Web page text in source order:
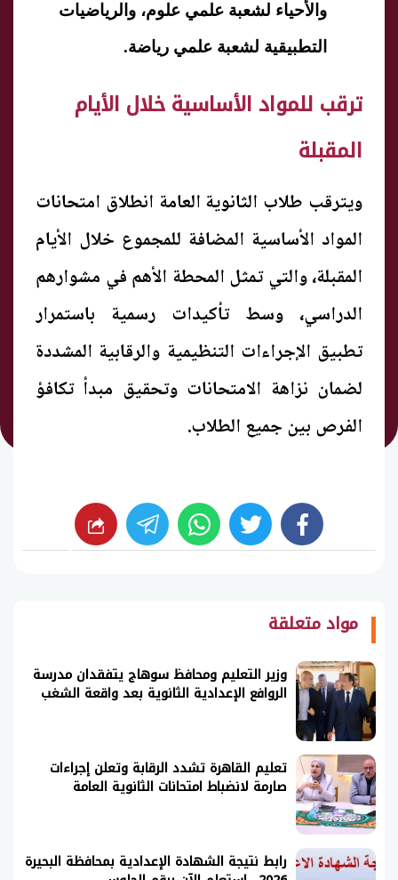
والأحياء لشعبة علمي علوم، والرياضيات
التطبيقية لشعبة علمي رياضة.
ترقب للمواد الأساسية خلال الأيام
المقبلة
ويترقب طلاب الثانوية العامة انطلاق امتحانات
المواد الأساسية المضافة للمجموع خلال الأيام
المقبلة، والتي تمثل المحطة الأهم في مشوارهم
الدراسي، وسط تأكيدات رسمية باستمرار
تطبيق الإجراءات التنظيمية والرقابية المشددة
لضمان نزاهة الامتحانات وتحقيق مبدأ تكافؤ
الفرص بين جميع الطلاب.
facebook
twitter
whats شارك
مواد متعلقة
وزير التعليم ومحافظ سوهاج يتفقدان مدرسة
الروافع الإعدادية الثانوية بعد واقعة الشغب
تعليم القاهرة تشدد الرقابة وتعلن إجراءات
صارمة لانضباط امتحانات الثانوية العامة
رابط نتيجة الشهادة الإعدادية بمحافظة البحيرة